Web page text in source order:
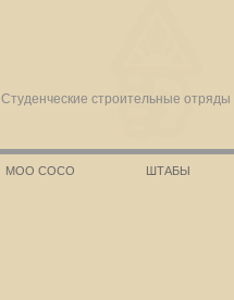
Студенческие строительные отряды
МОО СОСО ШТАБЫ